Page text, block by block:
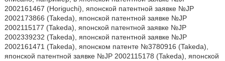
2002161467 (Horiguchi), японской патентной заявке №JP
2002173866 (Takeda), японской патентной заявке №JP
2002115177 (Takeda), японской патентной заявке №JP
2002339232 (Takeda), японской патентной заявке №JP
2002161471 (Takeda), японском патенте №3780916 (Takeda),
японской патентной заявке №JP 2002115178 (Takeda), японской